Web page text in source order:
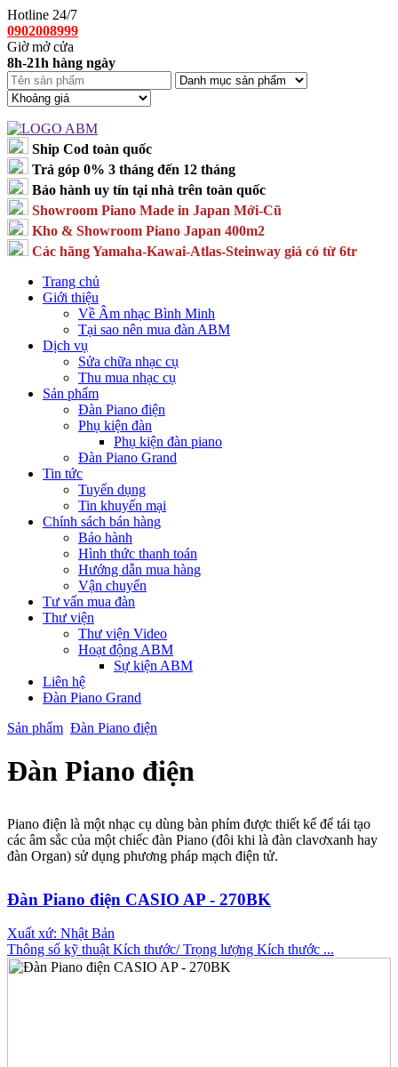
Hotline 24/7
0902008999
Giờ mở cửa
8h-21h hàng ngày
Ship Cod toàn quốc
Trả góp 0% 3 tháng đến 12 tháng
Bảo hành uy tín tại nhà trên toàn quốc
Showroom Piano Made in Japan Mới-Cũ
Kho & Showroom Piano Japan 400m2
Các hãng Yamaha-Kawai-Atlas-Steinway giá có từ 6tr
Trang chủ
Giới thiệu
Về Âm nhạc Bình Minh
Tại sao nên mua đàn ABM
Dịch vụ
Sửa chữa nhạc cụ
Thu mua nhạc cụ
Sản phẩm
Đàn Piano điện
Phụ kiện đàn
Phụ kiện đàn piano
Đàn Piano Grand
Tin tức
Tuyển dụng
Tin khuyến mại
Chính sách bán hàng
Bảo hành
Hình thức thanh toán
Hướng dẫn mua hàng
Vận chuyển
Tư vấn mua đàn
Thư viện
Thư viện Video
Hoạt động ABM
Sự kiện ABM
Liên hệ
Đàn Piano Grand
Sản phẩm Đàn Piano điện
Đàn Piano điện
Piano điện là một nhạc cụ dùng bàn phím được thiết kế để tái tạo
các âm sắc của một chiếc đàn Piano (đôi khi là đàn clavơxanh hay
đàn Organ) sử dụng phương pháp mạch điện tử.
Đàn Piano điện CASIO AP - 270BK
Xuất xứ: Nhật Bản
Thông số kỹ thuật Kích thước/ Trọng lượng Kích thước ...